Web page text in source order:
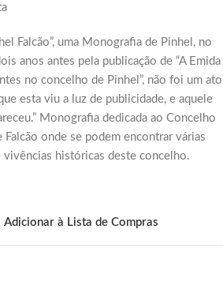
Falcão”, uma Monografia de Pinhel, no
anos antes pela publicação de “A Emida
no concelho de Pinhel”, não foi um ato
esta viu a luz de publicidade, e aquele
Monografia dedicada ao Concelho
onde se podem encontrar várias
vivências históricas deste concelho.
Adicionar à Lista de Compras